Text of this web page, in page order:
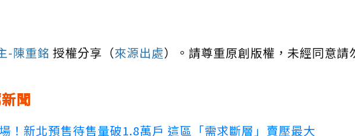
-陳重銘 授權分享（來源出處）。請尊重原創版權，未經同意請
聞
！新北預售待售量破1.8萬戶 這區「需求斷層」賣壓最大